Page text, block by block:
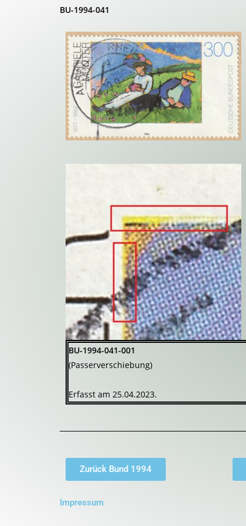
BU-1994-041
BU-1994-041-001
(Passerverschiebung)
Erfasst am 25.04.2023.
Zurück Bund 1994
Impressum